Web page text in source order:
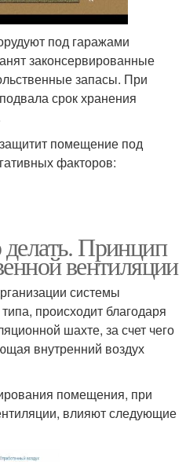
под гаражами
законсервированные
запасы. При
срок хранения
помещение под
факторов:
Принцип
вентиляции
системы
происходит благодаря
шахте, за счет чего
внутренний воздух
помещения, при
влияют следующие